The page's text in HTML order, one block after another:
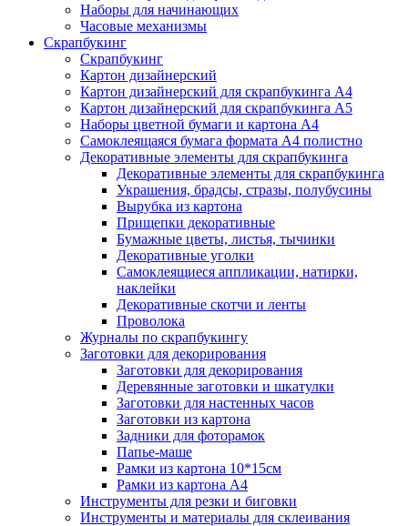
Наборы для начинающих
Часовые механизмы
Скрапбукинг
Скрапбукинг
Картон дизайнерский
Картон дизайнерский для скрапбукинга А4
Картон дизайнерский для скрапбукинга А5
Наборы цветной бумаги и картона А4
Самоклеящаяся бумага формата А4 полистно
Декоративные элементы для скрапбукинга
Декоративные элементы для скрапбукинга
Украшения, брадсы, стразы, полубусины
Вырубка из картона
Прищепки декоративные
Бумажные цветы, листья, тычинки
Декоративные уголки
Самоклеящиеся аппликации, натирки,
наклейки
Декоративные скотчи и ленты
Проволока
Журналы по скрапбукингу
Заготовки для декорирования
Заготовки для декорирования
Деревянные заготовки и шкатулки
Заготовки для настенных часов
Заготовки из картона
Задники для фоторамок
Папье-маше
Рамки из картона 10*15см
Рамки из картона А4
Инструменты для резки и биговки
Инструменты и материалы для склеивания